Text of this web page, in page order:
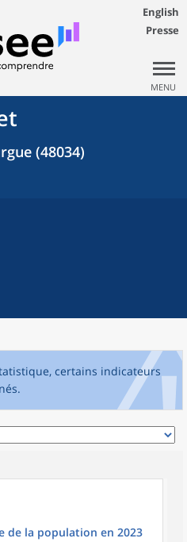
English
Presse
MENU
(48034)
certains indicateurs
de la population en 2023